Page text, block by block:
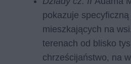
pokazuje
mieszkających na
terenach od blisko
chrześcijaństwo, na